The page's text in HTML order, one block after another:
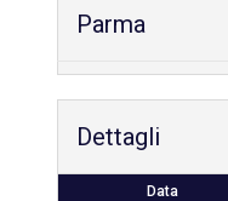
Parma
Dettagli
Data